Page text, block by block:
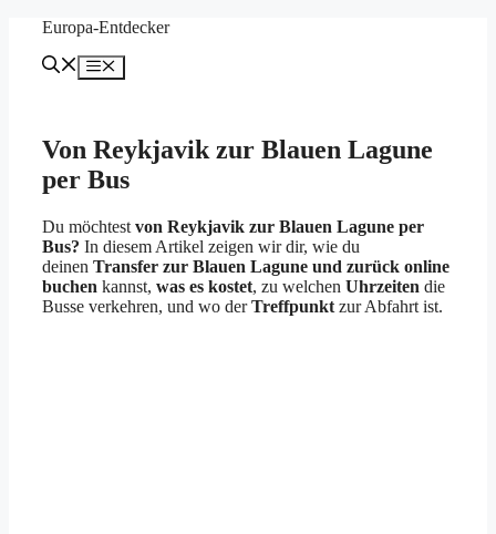
springen
Europa-Entdecker
Menü
Von Reykjavik zur Blauen Lagune
per Bus
Du möchtest von Reykjavik zur Blauen Lagune per
Bus? In diesem Artikel zeigen wir dir, wie du
deinen Transfer zur Blauen Lagune und zurück online
buchen kannst, was es kostet, zu welchen Uhrzeiten die
Busse verkehren, und wo derTreffpunkt zur Abfahrt ist.